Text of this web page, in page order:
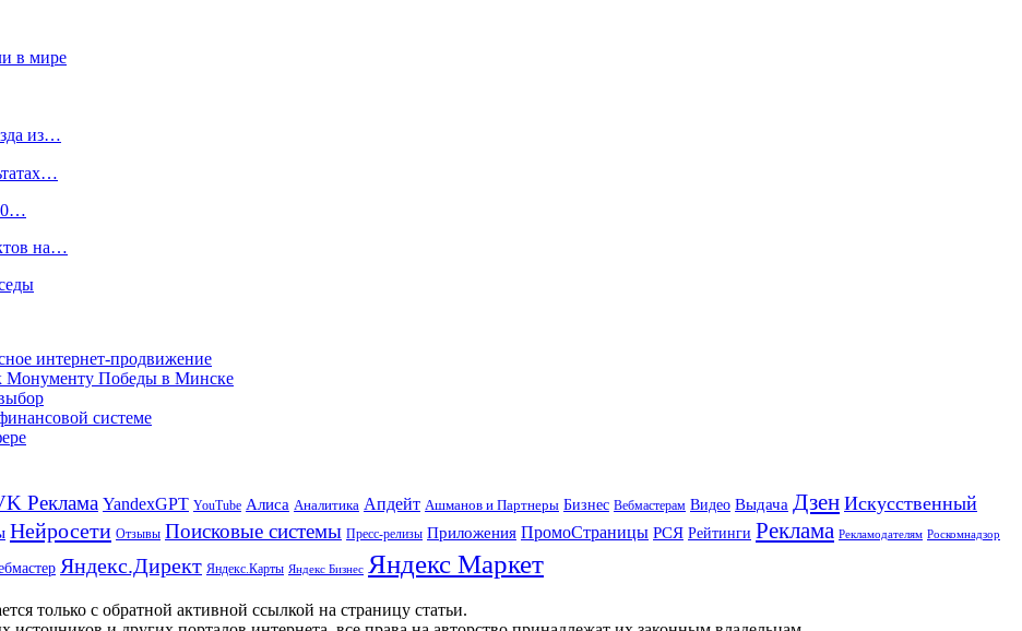
в мире
из…
на…
интернет-продвижение
Монументу Победы в Минске
системе
Реклама YandexGPT YouTube Алиса Аналитика Апдейт Ашманов и Партнеры Бизнес Вебмастерам Видео Выдача Дзен Искусственный
Нейросети Отзывы Поисковые системы Пресс-релизы Приложения ПромоСтраницы РСЯ Рейтинги Реклама Рекламодателям Роскомнадзор
Яндекс.Директ Яндекс.Карты Яндекс Бизнес Яндекс Маркет
только с обратной активной ссылкой на страницу статьи.